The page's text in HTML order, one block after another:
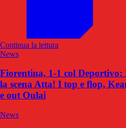
Continua la lettura
News
Fiorentina, 1-1 col Deportivo:
la scena Atta! I top e flop,
e out Oulai
News